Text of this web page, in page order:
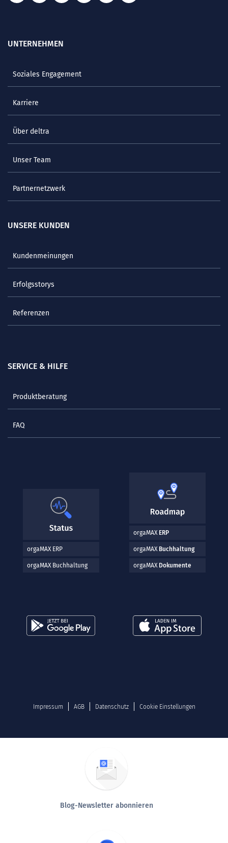
UNTERNEHMEN
Soziales Engagement
Karriere
Über deltra
Unser Team
Partnernetzwerk
UNSERE KUNDEN
Kundenmeinungen
Erfolgsstorys
Referenzen
SERVICE & HILFE
Produktberatung
FAQ
orgaMAX ERP
orgaMAX Buchhaltung
orgaMAX ERP
orgaMAX Buchhaltung
orgaMAX Dokumente
Impressum AGB Datenschutz Cookie Einstellungen
Blog-Newsletter abonnieren